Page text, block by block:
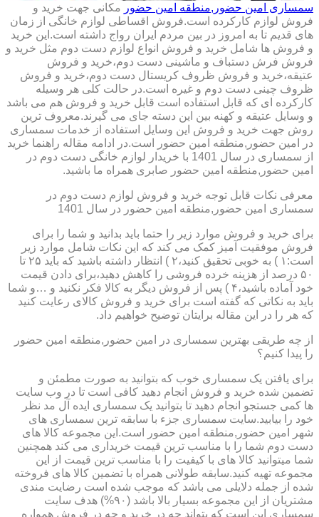
سمساری امین حضور,منطقه امین حضور مکانی جهت خرید و
فروش لوازم کارکرده است.فروش اقساطی لوازم خانگی از زمان
های قدیم تا به امروز در بین مردم ایران رواج داشته است.این خرید
و فروش ها شامل خرید و فروش انواع لوازم دست دوم مثل خرید و
فروش فرش دستباف و ماشینی دست دوم،خرید و فروش
عتیقه،خرید و فروش ظروف کریستال دست دوم،خرید و فروش
ظروف چینی دست دوم و غیره است.در حالت کلی هر وسیله
کارکرده ای که قابل استفاده است قابل خرید و فروش هم می باشد
و وسایل عتیقه و کهنه بین این دسته جای می گیرند.معروف ترین
روش جهت خرید و فروش این وسایل استفاده از خدمات سمساری
در امین حضور,منطقه امین حضور است.در ادامه مقاله راهنما خرید
از سمساری در سال 1401 با خریدار لوازم خانگی دست دوم در
امین حضور,منطقه امین حضور صابری همراه ما باشید.
معرفی نکات قابل توجه خرید و فروش لوازم دست دوم در
سمساری امین حضور,منطقه امین حضور در سال 1401
برای خرید و فروش موارد زیر را حتما باید بدانید و شما را برای
فروش موفقیت آمیز کمک می کند که این نکات شامل موارد زیر
است:۱ ) به خوبی تحقیق کنید،۲ ) انتظار داشته باشید که باید ۲۵ تا
۵۰ درصد از هزینه خرده فروشی را کاهش دهید،برای دادن قیمت
خود آماده باشید،۴ ) پس از فروش دیگر به کالا فکر نکنید و …و شما
باید به نکاتی که گفته است برای خرید و فروش کالای رعایت کنید
که هر را در این مقاله برایتان توضیح خواهیم داد.
از چه طریقی بهترین سمساری در امین حضور,منطقه امین حضور
را پیدا کنیم؟
برای یافتن یک سمساری خوب که بتوانید به صورت مطمئن و
تضمین شده خرید و فروش انجام دهید کافی است تا در وب سایت
ها کمی جستجو انجام دهید تا بتوانید یک سمساری ایده آل مد نظر
خود را بیابید.سایت سمساری جزء با سابقه ترین سمساری های
شهر امین حضور,منطقه امین حضور است.این مجموعه کالا های
دست دوم شما را با مناسب ترین قیمت خریداری می کند همچنین
شما میتوانید کالا های با کیفیت را با مناسب ترین قیمت از این
مجموعه تهیه کنید.سابقه طولانی همراه با تضمین کالا های فروخته
شده از جمله دلایلی می باشد که موجب شده است رضایت مندی
مشتریان از این مجموعه بسیار بالا باشد (۹۰%) هدف سایت
سمساری این است که بتواند چه در خرید و چه در فروش همواره